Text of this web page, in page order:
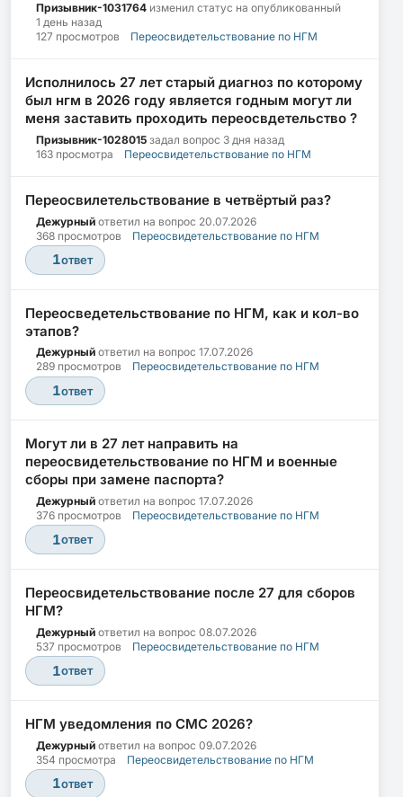
Призывник-1031764 изменил статус на опубликованный
1 день назад
127 просмотров
Переосвидетельствование по НГМ
Исполнилось 27 лет старый диагноз по которому
был нгм в 2026 году является годным могут ли
меня заставить проходить переосвдетельство ?
Призывник-1028015 задал вопрос 3 дня назад
163 просмотра
Переосвидетельствование по НГМ
Переосвилетельствование в четвёртый раз?
Дежурный ответил на вопрос 20.07.2026
368 просмотров
Переосвидетельствование по НГМ
1ответ
Переосведетельствование по НГМ, как и кол-во
этапов?
Дежурный ответил на вопрос 17.07.2026
289 просмотров
Переосвидетельствование по НГМ
1ответ
Могут ли в 27 лет направить на
переосвидетельствование по НГМ и военные
сборы при замене паспорта?
Дежурный ответил на вопрос 17.07.2026
376 просмотров
Переосвидетельствование по НГМ
1ответ
Переосвидетельствование после 27 для сборов
НГМ?
Дежурный ответил на вопрос 08.07.2026
537 просмотров
Переосвидетельствование по НГМ
1ответ
НГМ уведомления по СМС 2026?
Дежурный ответил на вопрос 09.07.2026
354 просмотра
Переосвидетельствование по НГМ
1ответ